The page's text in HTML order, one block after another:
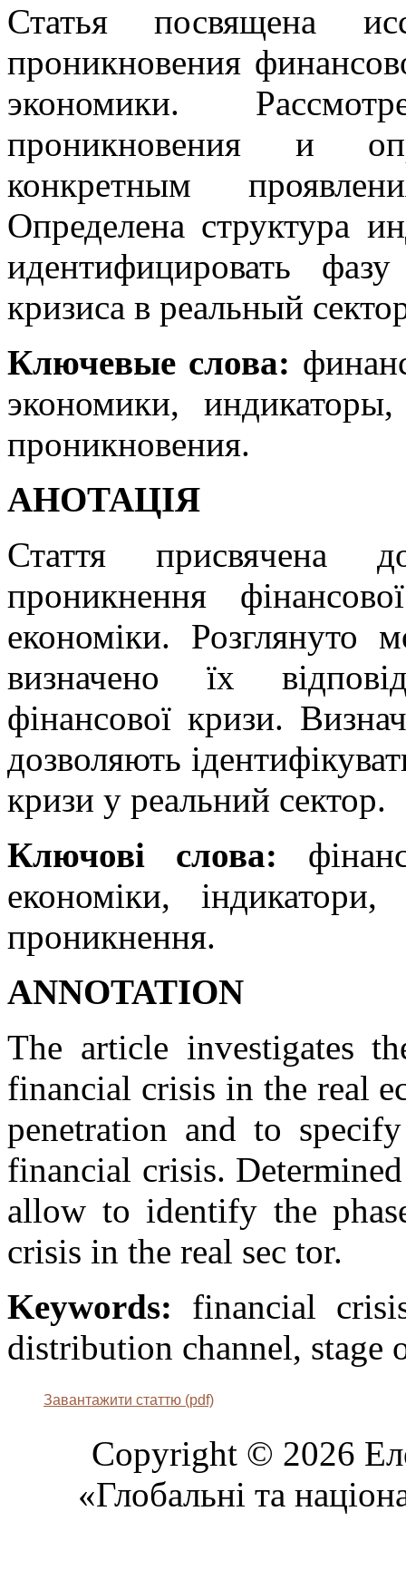
Статья посвящена
проникновения
экономики.
проникновения и
конкретным
Определена структура
идентифицировать
кризиса в реальный
Ключевые слова:
экономики,
проникновения.
АНОТАЦІЯ
Стаття присвячена
проникнення
економіки. Розглянуто
визначено їх
фінансової кризи.
дозволяють
кризи у реальний сектор.
Ключові слова:
економіки,
проникнення.
АNNOTATION
The article investigates
financial crisis in the real
penetration and to
financial crisis.
allow to identify the
crisis in the real sec tor.
Keywords: financial
distribution channel, stage
Завантажити статтю (pdf)
Copyright © 2026
«Глобальні та